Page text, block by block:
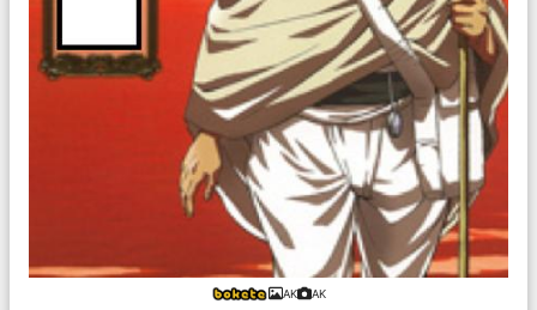
AK AK